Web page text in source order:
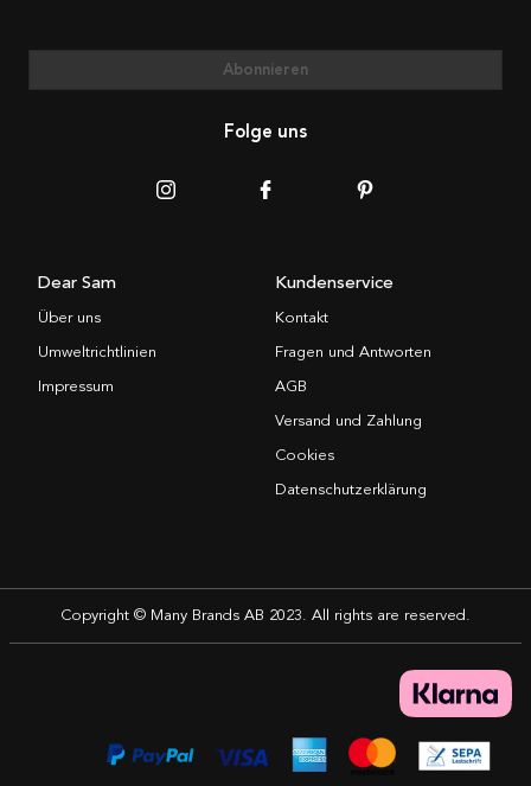
Abonnieren
Folge uns
Dear Sam
Über uns
Umweltrichtlinien
Impressum
Kundenservice
Kontakt
Fragen und Antworten
AGB
Versand und Zahlung
Cookies
Datenschutzerklärung
Copyright © Many Brands AB 2023. All rights are reserved.